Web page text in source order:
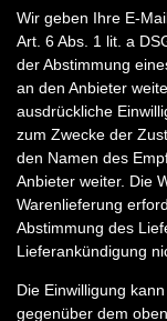
Wir geben Ihre E-
Art. 6 Abs. 1 lit. a
der Abstimmung
an den Anbieter
ausdrückliche
zum Zwecke der
den Namen des
Anbieter weiter. Die
Warenlieferung
Abstimmung des
Lieferankündigung
Die Einwilligung
gegenüber dem